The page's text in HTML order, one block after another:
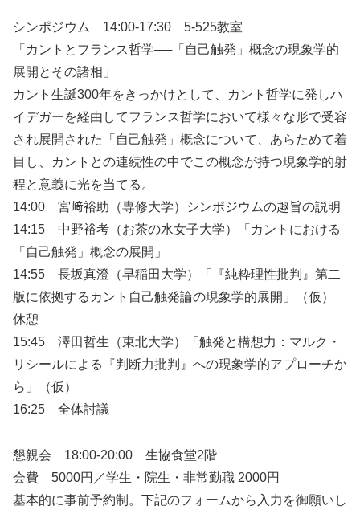
シンポジウム 14:00-17:30 5-525教室
「カントとフランス哲学──「自己触発」概念の現象学的
展開とその諸相」
カント生誕300年をきっかけとして、カント哲学に発しハ
イデガーを経由してフランス哲学において様々な形で受容
され展開された「自己触発」概念について、あらためて着
目し、カントとの連続性の中でこの概念が持つ現象学的射
程と意義に光を当てる。
14:00 宮﨑裕助（専修大学）シンポジウムの趣旨の説明
14:15 中野裕考（お茶の水女子大学）「カントにおける
「自己触発」概念の展開」
14:55 長坂真澄（早稲田大学）「『純粋理性批判』第二
版に依拠するカント自己触発論の現象学的展開」（仮）
休憩
15:45 澤田哲生（東北大学）「触発と構想力：マルク・
リシールによる『判断力批判』への現象学的アプローチか
ら」（仮）
16:25 全体討議
懇親会 18:00-20:00 生協食堂2階
会費 5000円／学生・院生・非常勤職 2000円
基本的に事前予約制。下記のフォームから入力を御願いし